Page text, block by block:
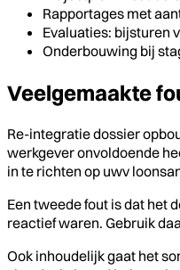
Rapportages met
Evaluaties: bijsturen
Onderbouwing bij
Veelgemaakte
Re-integratie dossier
werkgever onvoldoende
in te richten op uwv
Een tweede fout is dat het
reactief waren. Gebruik
Ook inhoudelijk gaat het